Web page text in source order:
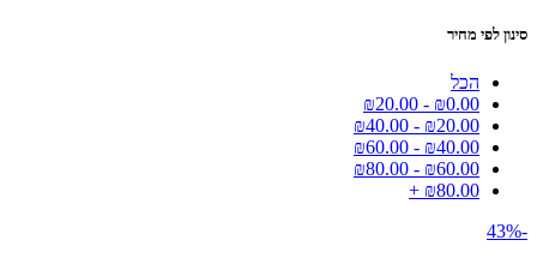
סינון לפי מחיר
הכל
₪0.00
-
₪20.00
₪20.00
-
₪40.00
₪40.00
-
₪60.00
₪60.00
-
₪80.00
₪80.00
+
-43%